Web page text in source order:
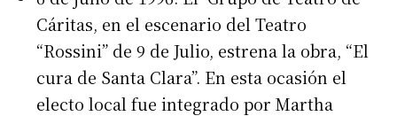
Cáritas, en el escenario del Teatro
“Rossini” de 9 de Julio, estrena la obra, “El
cura de Santa Clara”. En esta ocasión el
electo local fue integrado por Martha